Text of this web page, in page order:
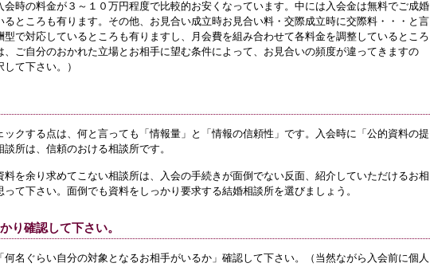
会時の料金が３～１０万円程度で比較的お安くなっています。中には入会金は無料でご成婚
るところも有ります。その他、お見合い成立時お見合い料・交際成立時に交際料・・・と言
型で対応しているところも有りますし、月会費を組み合わせて各料金を調整しているところ
、ご自分のおかれた立場とお相手に望む条件によって、お見合いの頻度が違ってきますの
て下さい。）
ックする点は、何と言っても「情報量」と「情報の信頼性」です。入会時に「公的資料の提
所は、信頼のおける相談所です。
を余り求めてこない相談所は、入会の手続きが面倒でない反面、紹介していただけるお相
て下さい。面倒でも資料をしっかり要求する結婚相談所を選びましょう。
り確認して下さい。
何名ぐらい自分の対象となるお相手がいるか」確認して下さい。（当然ながら入会前に個人